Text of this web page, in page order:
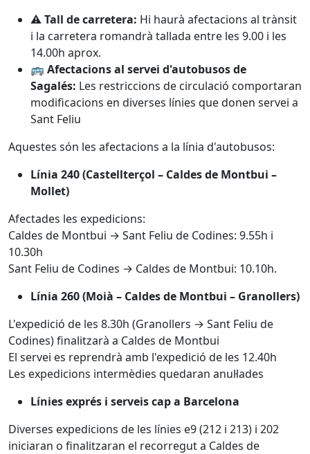
⚠️Tall de carretera: Hi haurà afectacions al trànsit
i la carretera romandrà tallada entre les 9.00 i les
14.00h aprox.
🚌Afectacions al servei d'autobusos de
Sagalés: Les restriccions de circulació comportaran
modificacions en diverses línies que donen servei a
Sant Feliu
Aquestes són les afectacions a la línia d'autobusos:
Línia 240 (Castellterçol – Caldes de Montbui –
Mollet)
Afectades les expedicions:
Caldes de Montbui → Sant Feliu de Codines: 9.55h i
10.30h
Sant Feliu de Codines → Caldes de Montbui: 10.10h.
Línia 260 (Moià – Caldes de Montbui – Granollers)
L'expedició de les 8.30h (Granollers → Sant Feliu de
Codines) finalitzarà a Caldes de Montbui
El servei es reprendrà amb l'expedició de les 12.40h
Les expedicions intermèdies quedaran anul·lades
Línies exprés i serveis cap a Barcelona
Diverses expedicions de les línies e9 (212 i 213) i 202
iniciaran o finalitzaran el recorregut a Caldes de